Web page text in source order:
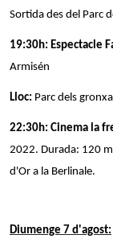
Sortida des del Parc
19:30h: Espectacle
Armisén
Lloc: Parc dels
22:30h: Cinema la
2022. Durada: 120
d'Or a la Berlinale.
Diumenge 7 d'agost: